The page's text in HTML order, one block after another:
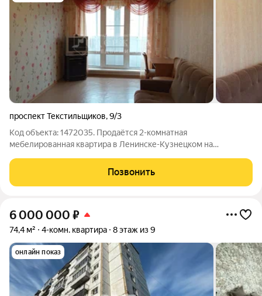
проспект Текстильщиков,9/3
Код объекта: 1472035. Продаётся 2-комнатная
мебелированная квартира в Ленинске-Кузнецком на
пятиэтажного панельного дома 1977 года
Позвонить
6 000 000 ₽
74,4 м² 4-комн. квартира 8 этаж из 9
онлайн показ